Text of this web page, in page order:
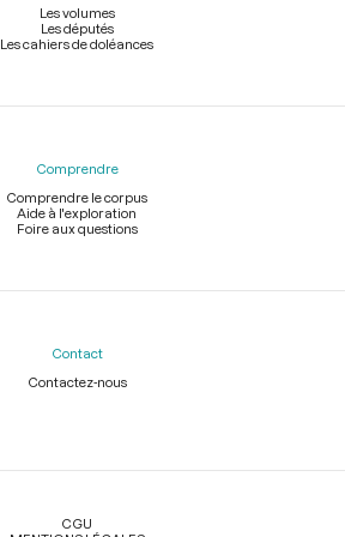
Les volumes
Les députés
Les cahiers de doléances
Comprendre
Comprendre le corpus
Aide à l'exploration
Foire aux questions
Contact
Contactez-nous
CGU